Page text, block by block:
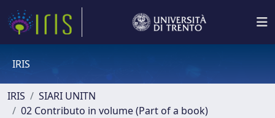
IRIS
IRIS
SIARI UNITN
02 Contributo in volume (Part of a book)